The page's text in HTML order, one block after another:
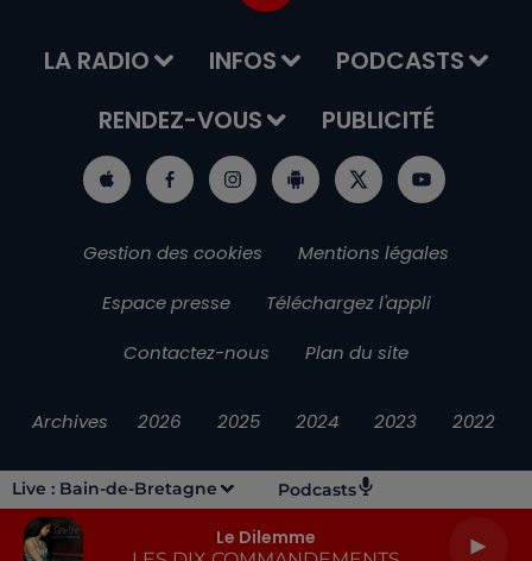
Live : Bain-de-Bretagne Podcasts
Le Dilemme
LA RADIO INFOS
PODCASTS
RENDEZ-VOUS
PUBLICITÉ
Gestion des cookies
Mentions légales
Espace presse
Téléchargez l'appli
Contactez-nous
Plan du site
Archives 2026 2025 2024 2023 2022